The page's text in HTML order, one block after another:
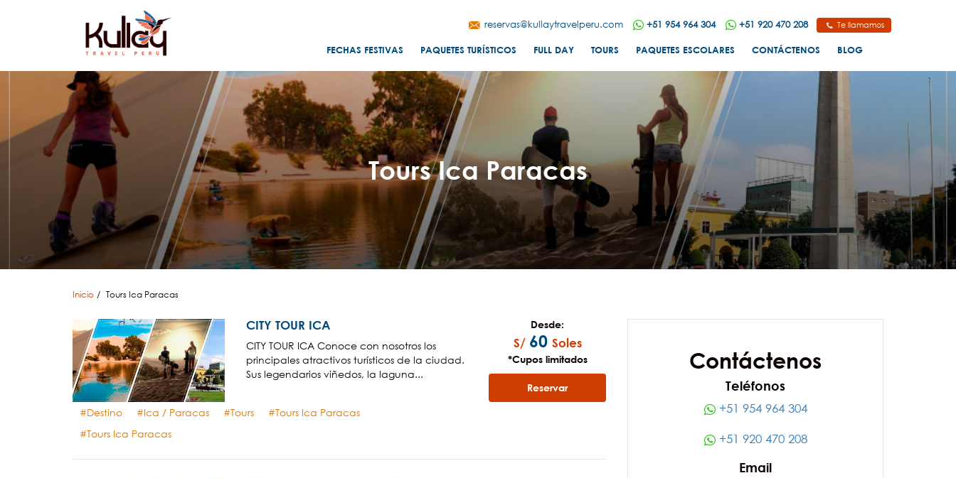
reservas@kullaytravelperu.com +51 954 964 304 +51 920 470 208 Te llamamos
FECHAS FESTIVAS PAQUETES TURÍSTICOS FULL DAY TOURS PAQUETES ESCOLARES CONTÁCTENOS BLOG
Tours Ica Paracas
Inicio Tours Ica Paracas
CITY TOUR ICA
CITY TOUR ICA Conoce con nosotros los
principales atractivos turísticos de la ciudad.
Sus legendarios viñedos, la laguna...
Destino Ica / Paracas Tours
Tours Ica Paracas
Tours Ica Paracas
Desde:
S/ 60 Soles
*Cupos limitados
Reservar
Contáctenos
Teléfonos
+51 954 964 304
+51 920 470 208
Email